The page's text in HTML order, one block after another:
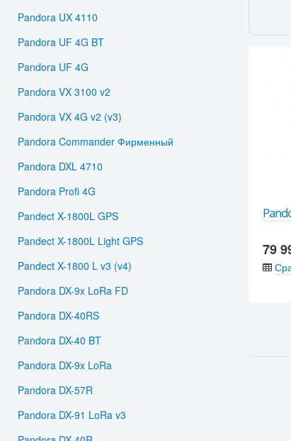
79
Pandora UX 4110
Pandora UF 4G BT
Pandora UF 4G
Pandora VX 3100 v2
Pandora VX 4G v2 (v3)
Pandora Commander Фирменный
Pandora DXL 4710
Pandora Profi 4G
Pandect X-1800L GPS
Pandect X-1800L Light GPS
Pandect X-1800 L v3 (v4)
Pandora DX-9x LoRa FD
Pandora DX-40RS
Pandora DX-40 BT
Pandora DX-9x LoRa
Pandora DX-57R
Pandora DX-91 LoRa v3